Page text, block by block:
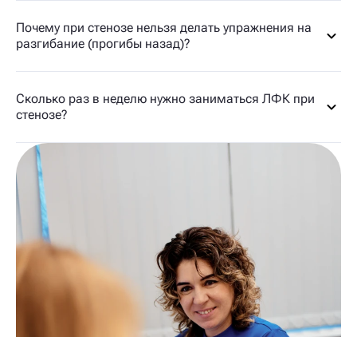
Почему при стенозе нельзя делать упражнения на
разгибание (прогибы назад)?
Сколько раз в неделю нужно заниматься ЛФК при
стенозе?